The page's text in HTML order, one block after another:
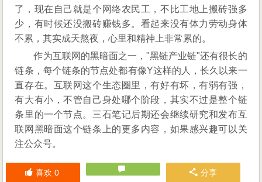
了，现在自己就是个网络农民工，不比工地上搬砖强多
少，有时候还没搬砖赚钱多。看起来没有体力劳动身体
不累，其实成天熬夜，心里和精神上非常累的。
作为互联网的黑暗面之一，"黑链产业链"还有很长的
链条，每个链条的节点处都有像Y这样的人，长久以来一
直存在。互联网这个生态圈里，有好有坏，有弱有强，
有大有小，不管自己身处哪个阶段，其实不过是整个链
条里的一个节点。三石笔记后期还会继续研究和发布互
联网黑暗面这个链条上的更多内容，如果感兴趣可以关
注公众号。
喜欢 0 分享